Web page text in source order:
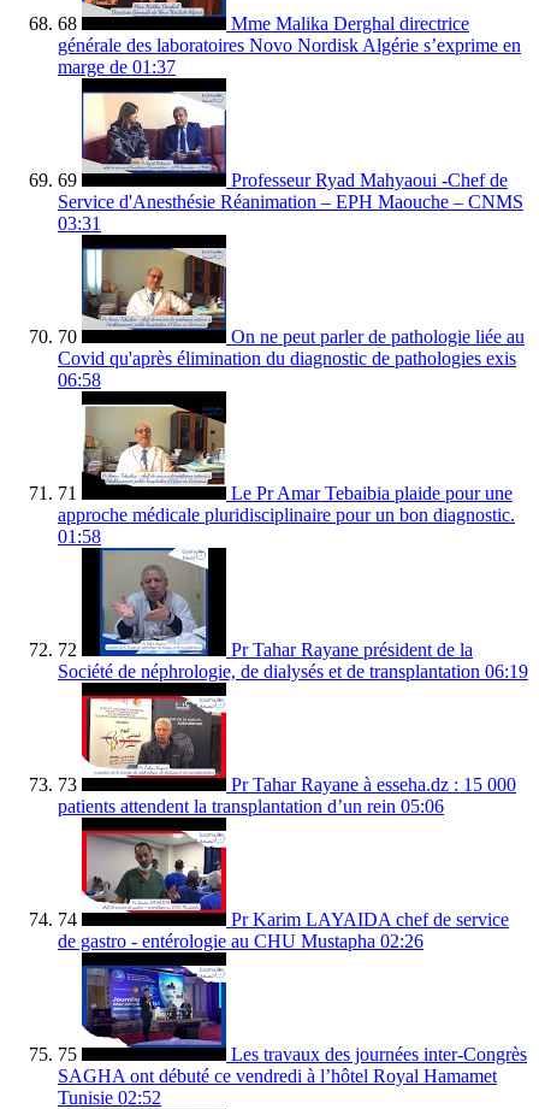
68
Mme Malika Derghal directrice
générale des laboratoires Novo Nordisk Algérie s’exprime en
marge de 01:37
69
Professeur Ryad Mahyaoui -Chef de
Service d'Anesthésie Réanimation – EPH Maouche – CNMS
03:31
70
On ne peut parler de pathologie liée au
Covid qu'après élimination du diagnostic de pathologies exis
06:58
71
Le Pr Amar Tebaibia plaide pour une
approche médicale pluridisciplinaire pour un bon diagnostic.
01:58
72
Pr Tahar Rayane président de la
Société de néphrologie, de dialysés et de transplantation 06:19
73
Pr Tahar Rayane à esseha.dz : 15 000
patients attendent la transplantation d’un rein 05:06
74
Pr Karim LAYAIDA chef de service
de gastro - entérologie au CHU Mustapha 02:26
75
Les travaux des journées inter-Congrès
SAGHA ont débuté ce vendredi à l’hôtel Royal Hamamet
Tunisie 02:52